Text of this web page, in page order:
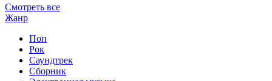
Смотреть все
Жанр
Поп
Рок
Саундтрек
Сборник